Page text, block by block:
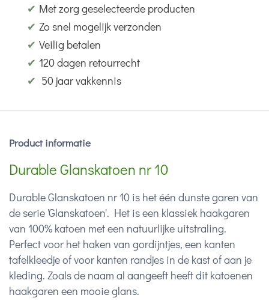
✔ Met zorg geselecteerde producten
✔ Zo snel mogelijk verzonden
✔ Veilig betalen
✔ 120 dagen retourrecht
✔ 50 jaar vakkennis
Product informatie
Durable Glanskatoen nr 10
Durable Glanskatoen nr 10 is het één dunste garen van
de serie 'Glanskatoen'. Het is een klassiek haakgaren
van 100% katoen met een natuurlijke uitstraling.
Perfect voor het haken van gordijntjes, een kanten
tafelkleedje of voor kanten randjes in de kast of aan je
kleding. Zoals de naam al aangeeft heeft dit katoenen
haakgaren een mooie glans.